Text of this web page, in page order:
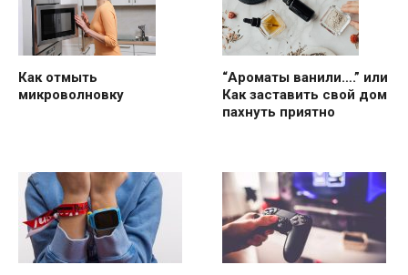
Как отмыть
микроволновку
“Ароматы ванили….” или
Как заставить свой дом
пахнуть приятно